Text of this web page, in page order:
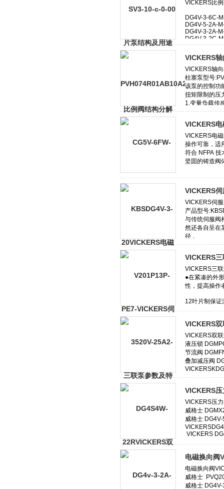
VICKERS
VICKERS
VICKERS
VICKERS
VICKERS
VICKERS
电磁换向阀